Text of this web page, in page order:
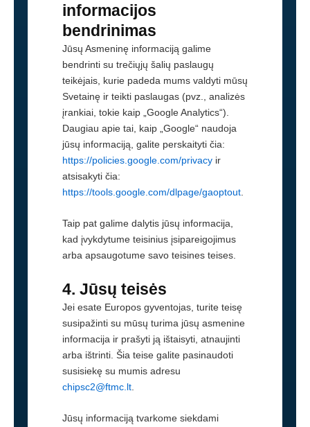
informacijos
bendrinimas
Jūsų Asmeninę informaciją galime
bendrinti su trečiųjų šalių paslaugų
teikėjais, kurie padeda mums valdyti mūsų
Svetainę ir teikti paslaugas (pvz., analizės
įrankiai, tokie kaip „Google Analytics“).
Daugiau apie tai, kaip „Google“ naudoja
jūsų informaciją, galite perskaityti čia:
https://policies.google.com/privacy ir
atsisakyti čia:
https://tools.google.com/dlpage/gaoptout
Taip pat galime dalytis jūsų informacija,
kad įvykdytume teisinius įsipareigojimus
arba apsaugotume savo teisines teises.
4. Jūsų teisės
Jei esate Europos gyventojas, turite teisę
susipažinti su mūsų turima jūsų asmenine
informacija ir prašyti ją ištaisyti, atnaujinti
arba ištrinti. Šia teise galite pasinaudoti
susisiekę su mumis adresu
chipsc2@ftmc.lt
Jūsų informaciją tvarkome siekdami